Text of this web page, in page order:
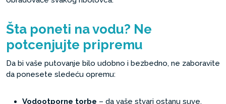
Šta poneti na vodu? Ne
potcenjujte pripremu
Da bi vaše putovanje bilo udobno i bezbedno, ne zaboravite
da ponesete sledeću opremu:
Vodootporne torbe – da vaše stvari ostanu suve.